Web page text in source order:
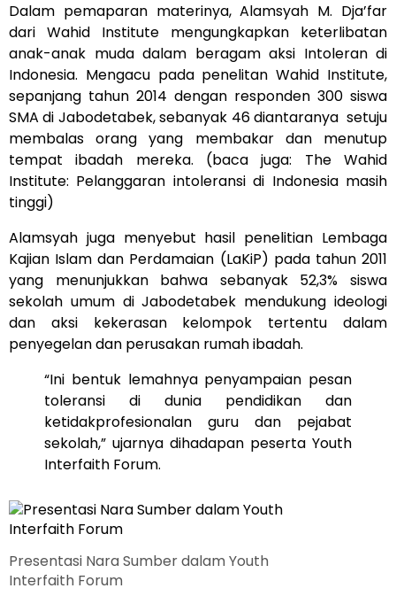
Dalam pemaparan materinya, Alamsyah M. Dja’far
dari Wahid Institute mengungkapkan keterlibatan
anak-anak muda dalam beragam aksi Intoleran di
Indonesia. Mengacu pada penelitan Wahid Institute,
sepanjang tahun 2014 dengan responden 300 siswa
SMA di Jabodetabek, sebanyak 46 diantaranya setuju
membalas orang yang membakar dan menutup
tempat ibadah mereka. (baca juga: The Wahid
Institute: Pelanggaran intoleransi di Indonesia masih
tinggi)
Alamsyah juga menyebut hasil penelitian Lembaga
Kajian Islam dan Perdamaian (LaKiP) pada tahun 2011
yang menunjukkan bahwa sebanyak 52,3% siswa
sekolah umum di Jabodetabek mendukung ideologi
dan aksi kekerasan kelompok tertentu dalam
penyegelan dan perusakan rumah ibadah.
“Ini bentuk lemahnya penyampaian pesan
toleransi di dunia pendidikan dan
ketidakprofesionalan guru dan pejabat
sekolah,” ujarnya dihadapan peserta Youth
Interfaith Forum.
Presentasi Nara Sumber dalam Youth
Interfaith Forum